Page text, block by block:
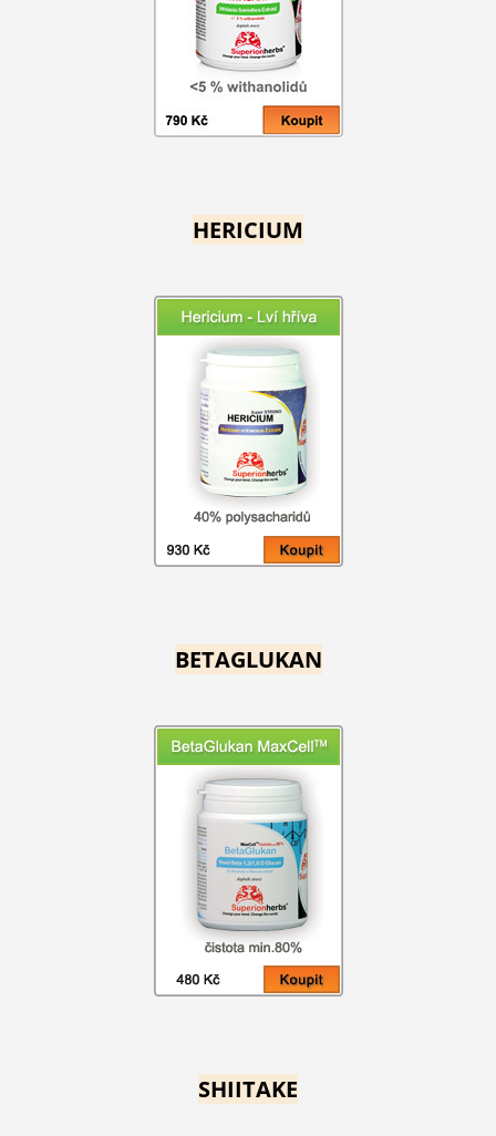
HERICIUM
BETAGLUKAN
SHIITAKE